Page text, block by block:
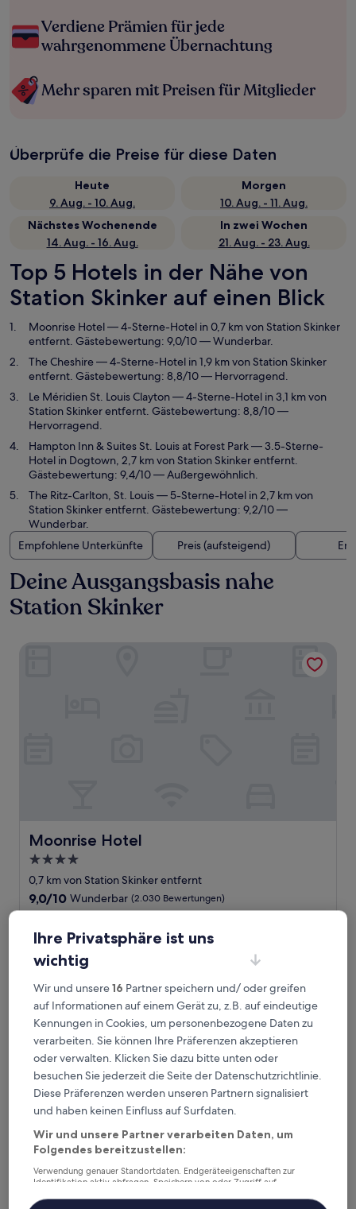
Verdiene Prämien für jede
wahrgenommene Übernachtung
Mehr sparen mit Preisen für Mitglieder
Überprüfe die Preise für diese Daten
Heute
9. Aug. - 10. Aug.
Morgen
10. Aug. - 11. Aug.
Nächstes Wochenende
14. Aug. - 16. Aug.
In zwei Wochen
21. Aug. - 23. Aug.
Top 5 Hotels in der Nähe von
Station Skinker auf einen Blick
Moonrise Hotel— 4-Sterne-Hotel in 0,7 km von Station Skinker
entfernt. Gästebewertung: 9,0/10 — Wunderbar.
The Cheshire— 4-Sterne-Hotel in 1,9 km von Station Skinker
entfernt. Gästebewertung: 8,8/10 — Hervorragend.
Le Méridien St. Louis Clayton— 4-Sterne-Hotel in 3,1 km von
Station Skinker entfernt. Gästebewertung: 8,8/10 —
Hervorragend.
Hampton Inn & Suites St. Louis at Forest Park— 3.5-Sterne-
Hotel in Dogtown, 2,7 km von Station Skinker entfernt.
Gästebewertung: 9,4/10 — Außergewöhnlich.
The Ritz-Carlton, St. Louis— 5-Sterne-Hotel in 2,7 km von
Station Skinker entfernt. Gästebewertung: 9,2/10 —
Wunderbar.
Empfohlene Unterkünfte
Preis (aufsteigend)
Deine Ausgangsbasis nahe
Station Skinker
Moonrise Hotel
Moonrise Hotel
4.0-
Sterne-
Unterkunft
0,7 km von Station Skinker entfernt
9.0
von
Wunderbar,
(2.030
Bewertungen)
9,0/10 Wunderbar (2.030 Bewertungen)
The Cheshire
The Cheshire
4.0-
The Cheshire
Ihre Privatsphäre ist uns
wichtig
Wir und unsere16 Partner speichern und/ oder greifen
auf Informationen auf einem Gerät zu, z.B. auf eindeutige
Kennungen in Cookies, um personenbezogene Daten zu
verarbeiten. Sie können Ihre Präferenzen akzeptieren
oder verwalten. Klicken Sie dazu bitte unten oder
besuchen Sie jederzeit die Seite der Datenschutzrichtlinie.
Diese Präferenzen werden unseren Partnern signalisiert
und haben keinen Einfluss auf Surfdaten.
Wir und unsere Partner verarbeiten Daten, um
Folgendes bereitzustellen:
Verwendung genauer Standortdaten. Endgeräteeigenschaften zur
Identifikation aktiv abfragen. Speichern von oder Zugriff auf
Inhalte, Messung von Werbeleistung und der Performance von Inhalten,